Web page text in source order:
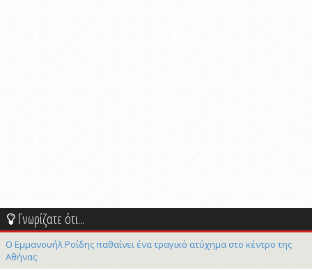
Γνωρίζατε ότι...
Ο Εμμανουήλ Ροΐδης παθαίνει ένα τραγικό ατύχημα στο κέντρο της
Αθήνας